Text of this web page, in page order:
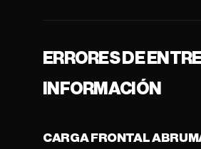
ERRORES DE
INFORMACIÓN
CARGA FRONTAL